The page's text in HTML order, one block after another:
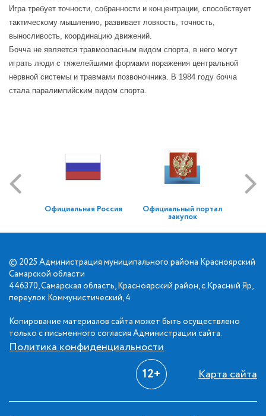
Игра требует точности, собранности и концентрации, способствует
тактическому мышлению, развивает ловкость, точность,
выносливость, координацию движений.
Бочча не является травмоопасным видом спорта, в него могут
играть люди с тяжелейшими формами поражения центральной
нервной системы и травмами позвоночника. В 1984 году бочча
стала паралимпийским видом спорта.
Официальная Россия Официальный портал
закупок
© 2025 Администрация муниципального района Красноярский
Самарской области
446370, Самарская область, Красноярский район, с.Красный Яр,
переулок Коммунистический, 4
Копирование материалов сайта может быть осуществлено
только с письменного согласия Администрации сайта.
Политика конфиденциальности
12+ Карта сайта